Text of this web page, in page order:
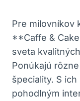
Pre milovníkov
**Caffe &
sveta
Ponúkajú
špeciality. S
pohodlným